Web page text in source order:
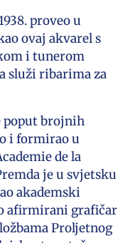
proveo u
ovaj akvarel s
i tunerom
služi ribarima za
poput brojnih
i formirao u
de la
je u svjetsku
akademski
afirmirani grafičar
Proljetnog